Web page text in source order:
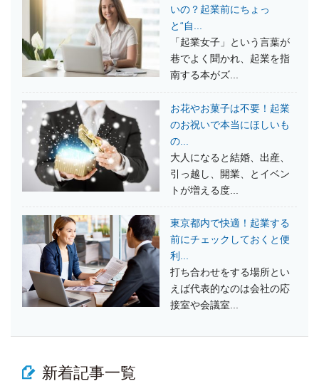
いの？起業前にちょっ
と“自...
「起業女子」という言葉が
巷でよく聞かれ、起業を指
南する本がズ...
お花やお菓子は不要！起業
のお祝いで本当にほしいも
の...
大人になると結婚、出産、
引っ越し、開業、とイベン
トが増える度...
東京都内で快適！起業する
前にチェックしておくと便
利...
打ち合わせをする場所とい
えば代表的なのは会社の応
接室や会議室...
新着記事一覧